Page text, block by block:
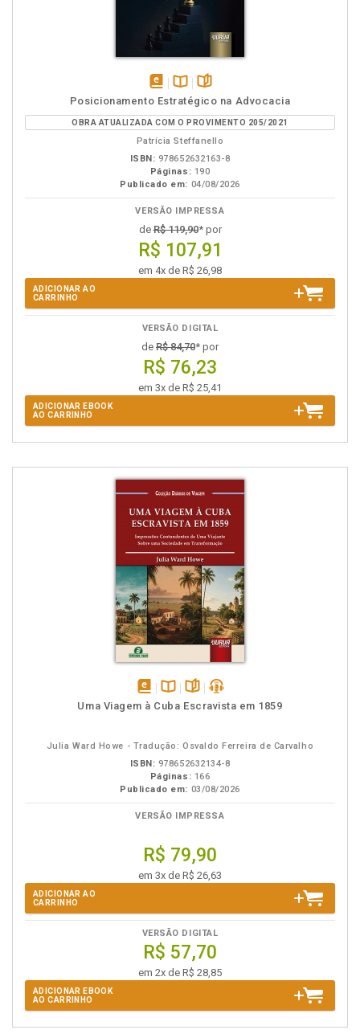
disponível
em
eBook
Disponível
na
B.V.
páginas
Posicionamento Estratégico na Advocacia
OBRA ATUALIZADA COM O PROVIMENTO 205/2021
Patrícia Steffanello
ISBN: 978652632163-8
Páginas: 190
Publicado em: 04/08/2026
VERSÃO IMPRESSA
deR$ 119,90* por
R$ 107,91
em 4x de R$ 26,98
ADICIONAR AO
CARRINHO
VERSÃO DIGITAL
de R$ 84,70* por
R$ 76,23
em 3x de R$ 25,41
ADICIONAR EBOOK
AO CARRINHO
disponívelDisponível
páginaspodcast
Uma Viagem à Cuba Escravista em 1859
Julia Ward Howe - Tradução: Osvaldo Ferreira de Carvalho
ISBN: 978652632134-8
Páginas: 166
Publicado em: 03/08/2026
VERSÃO IMPRESSA
R$ 79,90
em 3x de R$ 26,63
ADICIONAR AO
CARRINHO
VERSÃO DIGITAL
R$ 57,70
em 2x de R$ 28,85
ADICIONAR EBOOK
AO CARRINHO